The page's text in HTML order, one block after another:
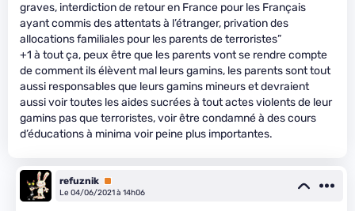
graves, interdiction de retour en France pour les Français
ayant commis des attentats à l’étranger, privation des
allocations familiales pour les parents de terroristes”
+1 à tout ça, peux être que les parents vont se rendre compte
de comment ils élèvent mal leurs gamins, les parents sont tout
aussi responsables que leurs gamins mineurs et devraient
aussi voir toutes les aides sucrées à tout actes violents de leur
gamins pas que terroristes, voir être condamné à des cours
d’éducations à minima voir peine plus importantes.
refuznik Premium
Le 04/06/2021 à 14h06